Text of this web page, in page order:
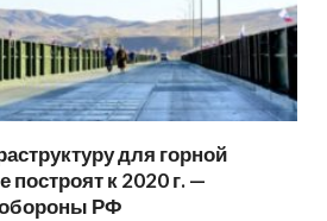
для горной
к 2020 г. —
РФ